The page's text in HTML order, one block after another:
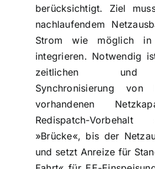
berücksichtigt. Ziel
nachlaufendem
Strom wie möglich
integrieren. Notwendig
zeitlichen und
Synchronisierung von
vorhandenen
Redispatch-
»Brücke«, bis der
und setzt Anreize für